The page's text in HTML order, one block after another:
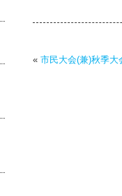
« 市民大会(兼)秋季大